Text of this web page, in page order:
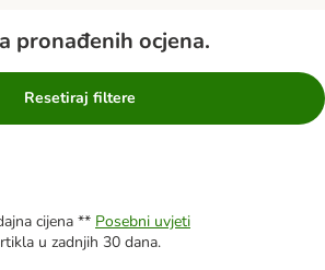
pronađenih ocjena.
Resetiraj filtere
cijena ** Posebni uvjeti
u zadnjih 30 dana.